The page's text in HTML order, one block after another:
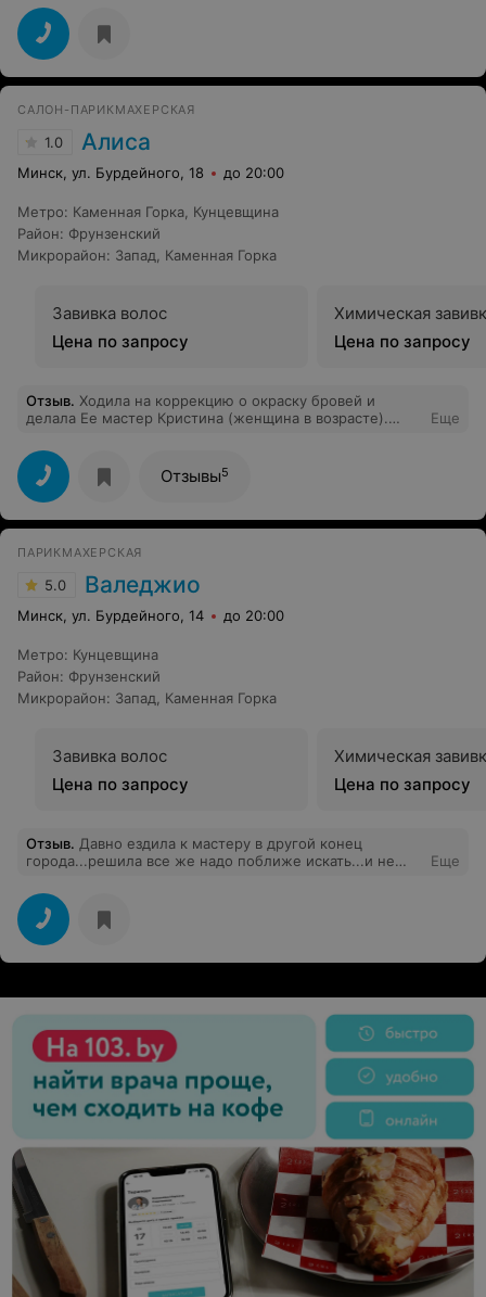
торжестве))) , а также вожу к ней подстригать двух
маленьких сыновей, всегда подстрижет так как нужно,
что зачастую не получается у других парикмахеров.
Светлана всегда на позитиве и в хорошем настроении,
что очень важно для клиента!!! Спасибо большое
САЛОН-ПАРИКМАХЕРСКАЯ
1.0 Алиса
Минск, ул. Бурдейного, 18 до 20:00
Метро: Каменная Горка Кунцевщина
Район: Фрунзенский
Микрорайон: Запад Каменная Горка
Завивка волос
Цена по запросу
Химическая
Цена по запросу
Отзыв. Ходила на коррекцию о окраску бровей и
делала Ее мастер Кристина (женщина в возрасте).
ещё дала мне вату и сказала подойти к зеркалу и
смывать себе самой краску! Я была просто в шоке. Что
это за сервис такой?! Отвратительно просто! За что я
заплатила? Впечатление ужасные, никому не
посоветую больше этот салон, хотя ходим туда Всей
расслабился. В открытую хотят по салону и
разговаривают по телефону, обсуждают свои личные
проблемы, моют, укладывают свои волосы и весело
хохочут.
Еще
Отзывы5
ПАРИКМАХЕРСКАЯ
5.0 Валеджио
Минск, ул. Бурдейного, 14 до 20:00
Метро: Кунцевщина
Район: Фрунзенский
Микрорайон: Запад Каменная Горка
Завивка волос
Цена по запросу
Химическая
Цена по запросу
Отзыв. Давно ездила к мастеру в другой конец
города...решила все же надо поближе искать...и не
поражена результатам!!!!!!!Очень довольна,с
окраской,стрижкой❤️профессиональному подходу к
клиенту!!!Она поняла меня без слов❤️❤️❤️Я
СЧАСТЛИВА!!!!Очень советую!
Еще